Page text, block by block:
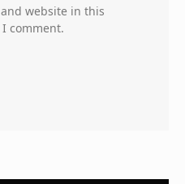
website in this
comment.